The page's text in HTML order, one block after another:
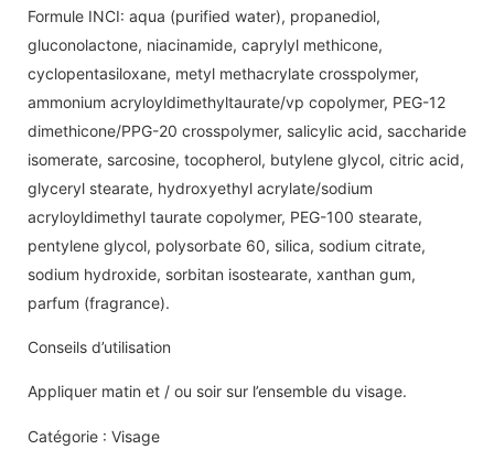
Formule INCI: aqua (purified water), propanediol,
gluconolactone, niacinamide, caprylyl methicone,
cyclopentasiloxane, metyl methacrylate crosspolymer,
ammonium acryloyldimethyltaurate/vp copolymer, PEG-12
dimethicone/PPG-20 crosspolymer, salicylic acid, saccharide
isomerate, sarcosine, tocopherol, butylene glycol, citric acid,
glyceryl stearate, hydroxyethyl acrylate/sodium
acryloyldimethyl taurate copolymer, PEG-100 stearate,
pentylene glycol, polysorbate 60, silica, sodium citrate,
sodium hydroxide, sorbitan isostearate, xanthan gum,
parfum (fragrance).
Conseils d’utilisation
Appliquer matin et / ou soir sur l’ensemble du visage.
Catégorie : Visage